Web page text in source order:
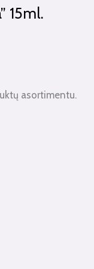
15ml.
asortimentu.